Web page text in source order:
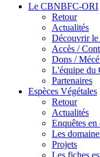
Le CBNBFC-ORI
Retour
Actualités
Découvrir
Accès /
Dons /
L'équipe
Partenaires
Espèces Végétales
Retour
Actualités
Enquêtes en
Les
Projets
Les fiches